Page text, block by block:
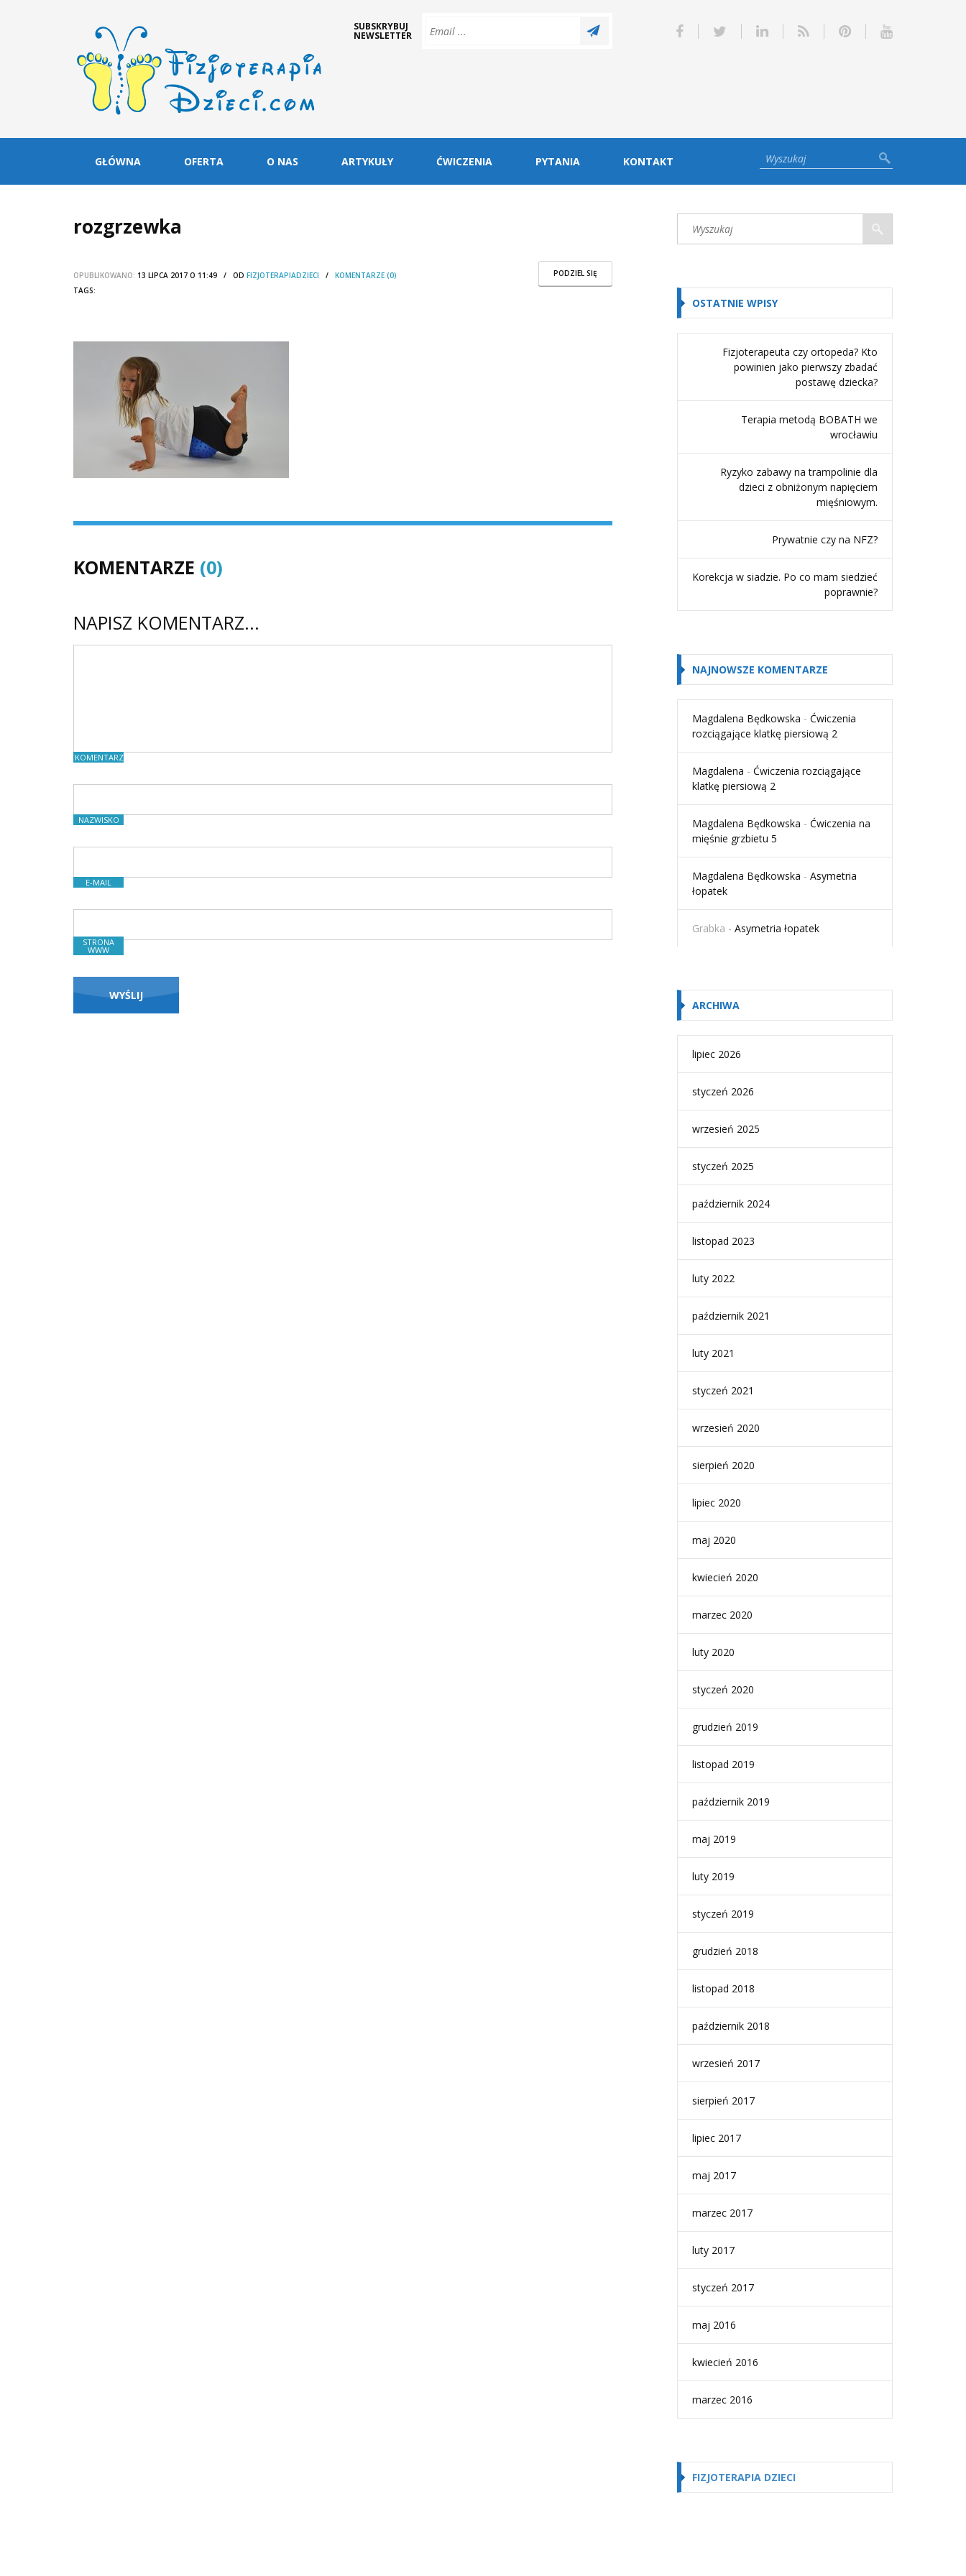
SUBSKRYBUJ
NEWSLETTER
GŁÓWNA OFERTA O NAS ARTYKUŁY ĆWICZENIA PYTANIA KONTAKT
rozgrzewka
PODZIEL SIĘ
OPUBLIKOWANO: 13 LIPCA 2017 O 11:49 / OD FIZJOTERAPIADZIECI / KOMENTARZE (0)
TAGS:
KOMENTARZE (0)
NAPISZ KOMENTARZ...
KOMENTARZE
NAZWISKO
E-MAIL
STRONA
WWW
OSTATNIE WPISY
Fizjoterapeuta czy ortopeda? Kto
powinien jako pierwszy zbadać
postawę dziecka?
Terapia metodą BOBATH we
wrocławiu
Ryzyko zabawy na trampolinie dla
dzieci z obniżonym napięciem
mięśniowym.
Prywatnie czy na NFZ?
Korekcja w siadzie. Po co mam siedzieć
poprawnie?
NAJNOWSZE KOMENTARZE
Magdalena Będkowska - Ćwiczenia
rozciągające klatkę piersiową 2
Magdalena - Ćwiczenia rozciągające
klatkę piersiową 2
Magdalena Będkowska - Ćwiczenia na
mięśnie grzbietu 5
Magdalena Będkowska - Asymetria
łopatek
Grabka - Asymetria łopatek
ARCHIWA
lipiec 2026
styczeń 2026
wrzesień 2025
styczeń 2025
październik 2024
listopad 2023
luty 2022
październik 2021
luty 2021
styczeń 2021
wrzesień 2020
sierpień 2020
lipiec 2020
maj 2020
kwiecień 2020
marzec 2020
luty 2020
styczeń 2020
grudzień 2019
listopad 2019
październik 2019
maj 2019
luty 2019
styczeń 2019
grudzień 2018
listopad 2018
październik 2018
wrzesień 2017
sierpień 2017
lipiec 2017
maj 2017
marzec 2017
luty 2017
styczeń 2017
maj 2016
kwiecień 2016
marzec 2016
FIZJOTERAPIA DZIECI